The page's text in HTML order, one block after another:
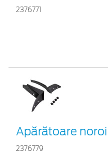
2376771
Apărătoare
2376779